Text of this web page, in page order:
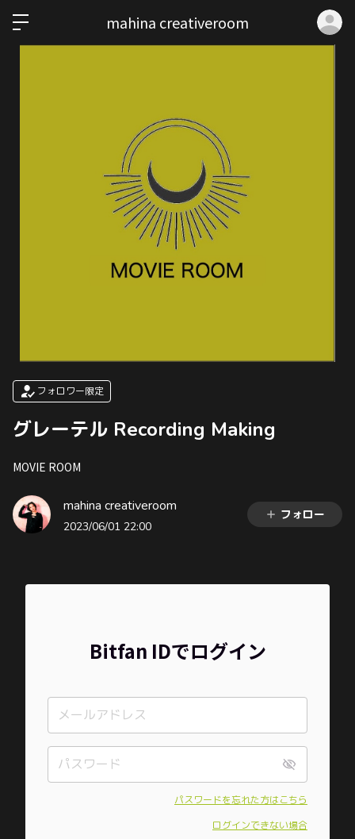
mahina creativeroom
フォロワー限定
グレーテル Recording Making
MOVIE ROOM
mahina creativeroom
2023/06/01 22:00
フォロー
Bitfan IDでログイン
パスワードを忘れた方はこちら
ログインできない場合